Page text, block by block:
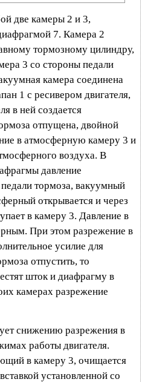
две камеры 2 и 3,
7. Камера 2
тормозному цилиндру,
3 со стороны педали
камера соединена
1 с ресивером двигателя,
в ней создается
отпущена, двойной
в атмосферную камеру 3 и
воздуха. В
давление
тормоза, вакуумный
открывается и через
в камеру 3. Давление в
При этом разрежение в
усилие для
отпустить, то
шток и диафрагму в
камерах разрежение
снижению разрежения в
работы двигателя.
в камеру 3, очищается
установленной со